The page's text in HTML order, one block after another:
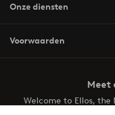
Onze diensten
Voorwaarden
Meet
Welcome to Ellos, the